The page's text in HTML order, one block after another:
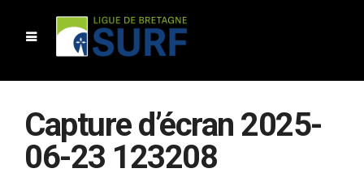
Capture d’écran 2025-
06-23 123208